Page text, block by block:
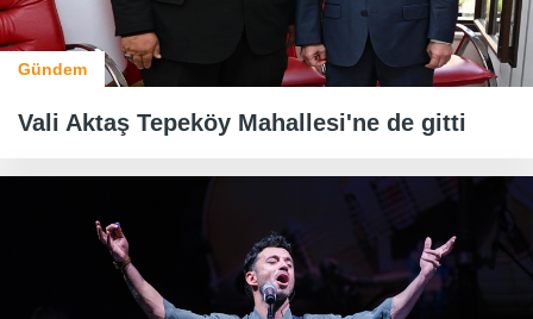
Gündem
Vali Aktaş Tepeköy Mahallesi'ne de gitti